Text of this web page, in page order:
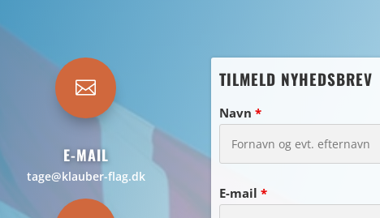

E-MAIL
tage@klauber-flag.dk
TILMELD NYHEDSBREV
Navn*
E-mail*